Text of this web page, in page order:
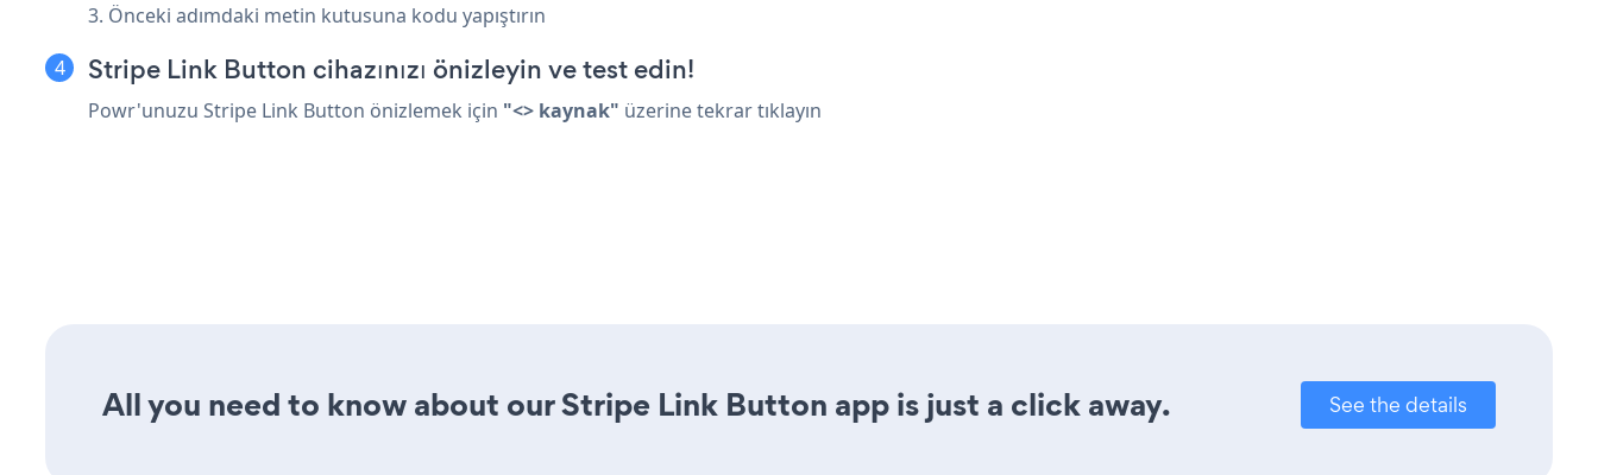
3. Önceki adımdaki metin kutusuna kodu yapıştırın
Stripe Link Button cihazınızı önizleyin ve test edin!
Powr'unuzu Stripe Link Button önizlemek için "<> kaynak" üzerine tekrar tıklayın
All you need to know about our Stripe Link Button app is just a click away. See the details